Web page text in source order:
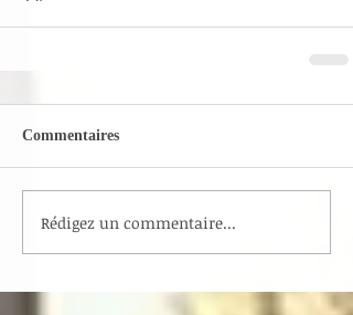
Commentaires
Rédigez un commentaire...